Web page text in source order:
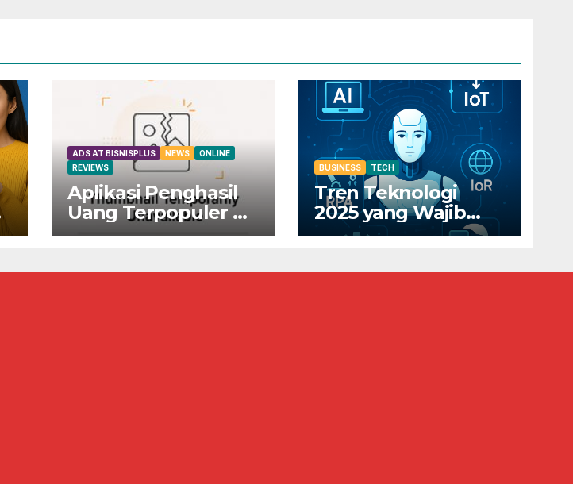
ADS AT BISNISPLUS NEWS
ONLINE
REVIEWS
Aplikasi Penghasil
Uang Terpopuler di
Indonesia!
Sekarang Juga!
BUSINESS TECH
Tren Teknologi
2025 yang Wajib
Diketahui Pelaku